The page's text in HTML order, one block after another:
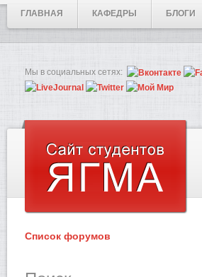
ГЛАВНАЯ КАФЕДРЫ БЛОГИ
Мы в социальных сетях:
Список форумов